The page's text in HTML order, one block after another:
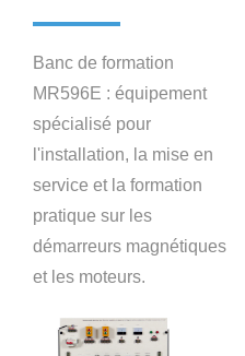
Banc de formation
MR596E : équipement
spécialisé pour
l'installation, la mise en
service et la formation
pratique sur les
démarreurs magnétiques
et les moteurs.